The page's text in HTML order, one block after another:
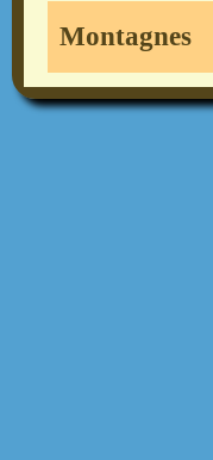
Montagnes